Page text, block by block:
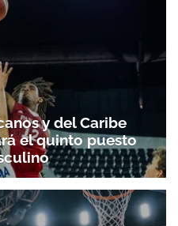
y del Caribe
el quinto puesto